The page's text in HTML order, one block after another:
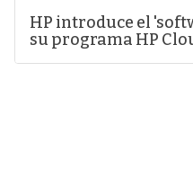
HP introduce el
su programa HP